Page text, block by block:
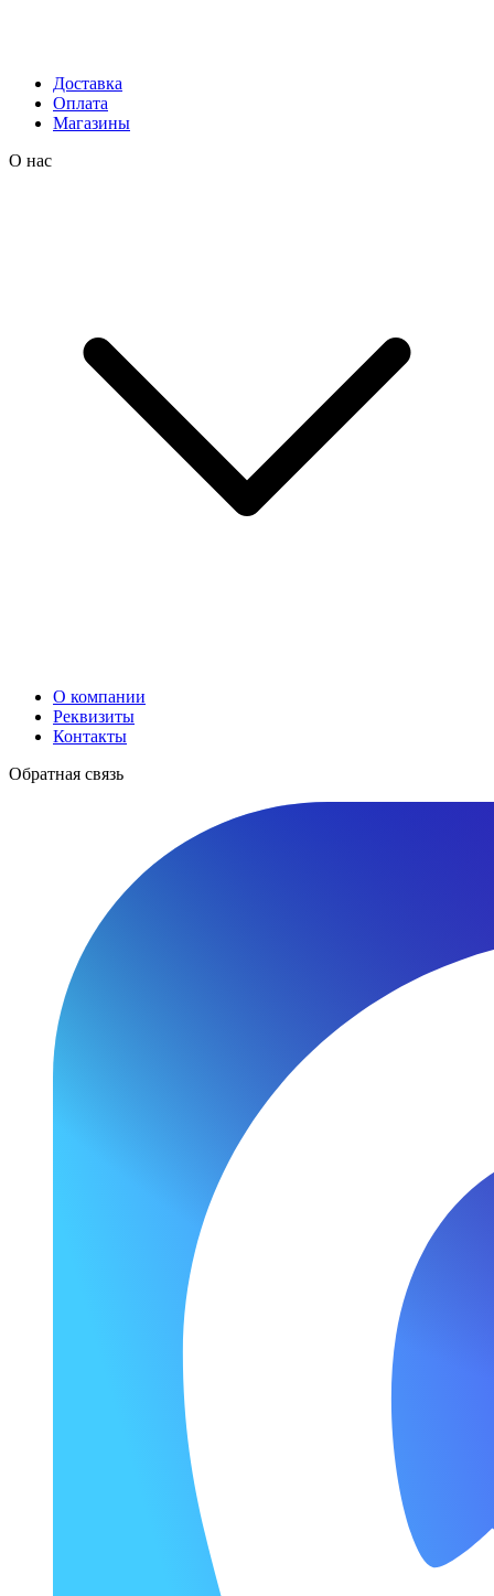
Доставка
Оплата
Магазины
О нас
О компании
Реквизиты
Контакты
Обратная связь